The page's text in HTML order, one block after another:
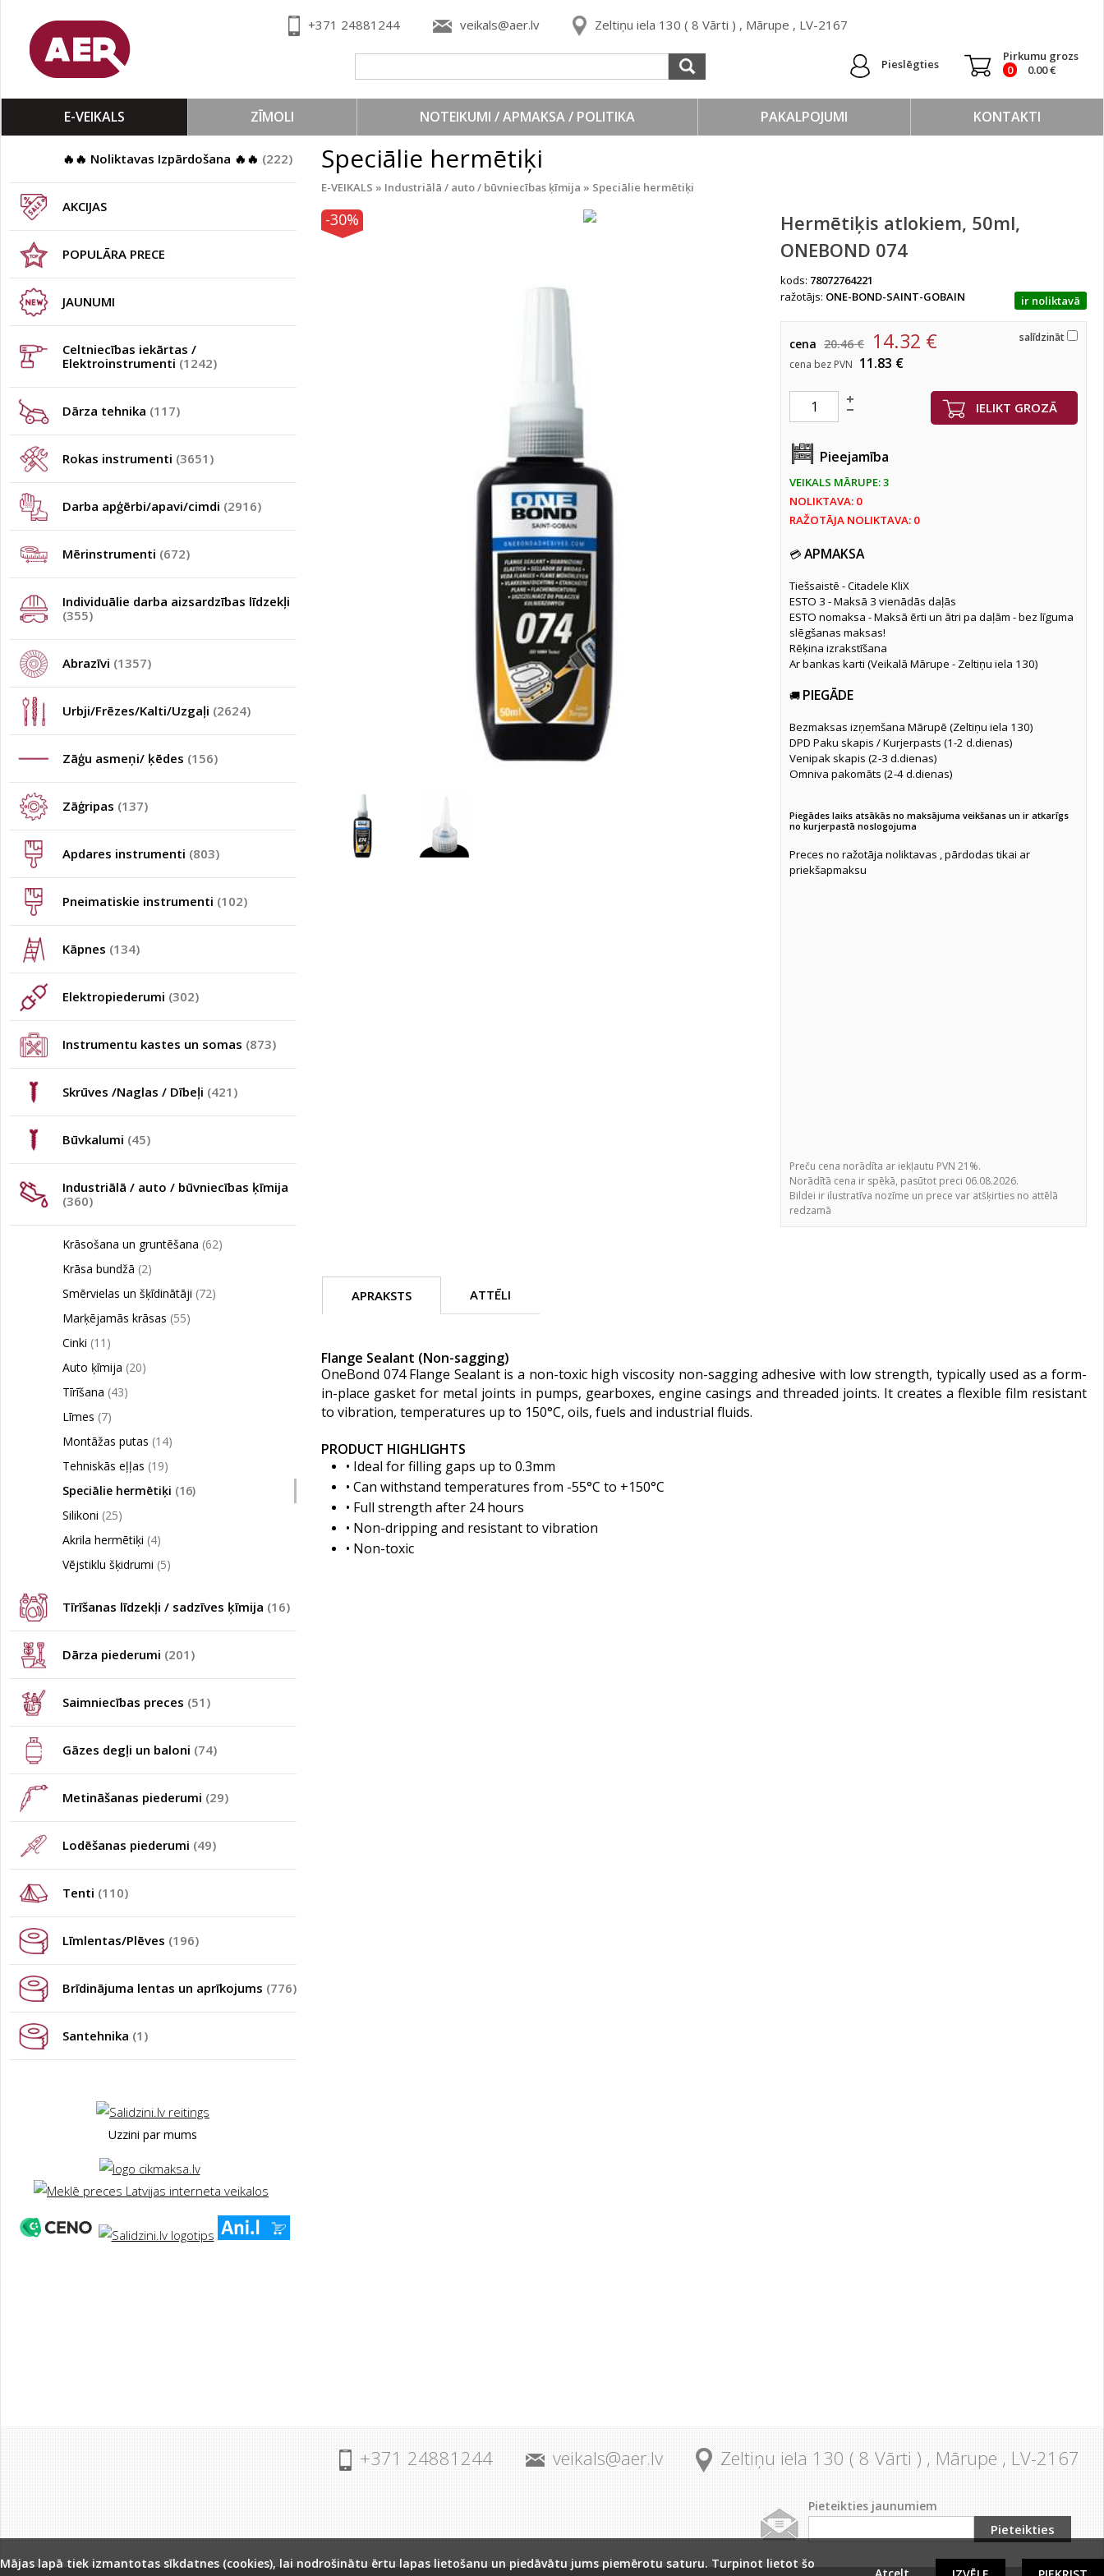
+371 24881244 veikals@aer.lv Zeltiņu iela 130 ( 8 Vārti ) , Mārupe , LV-2167
Pieslēgties
Pirkumu grozs
0
0.00€
E-VEIKALS ZĪMOLI NOTEIKUMI / APMAKSA / POLITIKA PAKALPOJUMI KONTAKTI
🔥🔥 Noliktavas Izpārdošana 🔥🔥 (222)
AKCIJAS
POPULĀRA PRECE
JAUNUMI
Celtniecības iekārtas /
Elektroinstrumenti (1242)
Dārza tehnika (117)
Rokas instrumenti (3651)
Darba apģērbi/apavi/cimdi (2916)
Mērinstrumenti (672)
Individuālie darba aizsardzības līdzekļi
(355)
Abrazīvi (1357)
Urbji/Frēzes/Kalti/Uzgaļi (2624)
Zāģu asmeņi/ ķēdes (156)
Zāģripas (137)
Apdares instrumenti (803)
Pneimatiskie instrumenti (102)
Kāpnes (134)
Elektropiederumi (302)
Instrumentu kastes un somas (873)
Skrūves /Naglas / Dībeļi (421)
Būvkalumi (45)
Industriālā / auto / būvniecības ķīmija
(360)
Krāsošana un gruntēšana (62)
Krāsa bundžā (2)
Smērvielas un šķīdinātāji (72)
Marķējamās krāsas (55)
Cinki (11)
Auto ķīmija (20)
Tīrīšana (43)
Līmes (7)
Montāžas putas (14)
Tehniskās eļļas (19)
Speciālie hermētiķi (16)
Silikoni (25)
Akrila hermētiķi (4)
Vējstiklu šķidrumi (5)
Tīrīšanas līdzekļi / sadzīves ķīmija (16)
Dārza piederumi (201)
Saimniecības preces (51)
Gāzes degļi un baloni (74)
Metināšanas piederumi (29)
Lodēšanas piederumi (49)
Tenti (110)
Līmlentas/Plēves (196)
Brīdinājuma lentas un aprīkojums (776)
Santehnika (1)
Uzzini par mums
Speciālie hermētiķi
E-VEIKALS » Industriālā / auto / būvniecības ķīmija » Speciālie hermētiķi
Hermētiķis atlokiem, 50ml,
ONEBOND 074
kods: 78072764221
ražotājs: ONE-BOND-SAINT-GOBAIN ir noliktavā
salīdzināt
cena 20.46 € 14.32 €
cena bez PVN 11.83 €
IELIKT GROZĀ
Pieejamība
VEIKALS MĀRUPE: 3
NOLIKTAVA: 0
RAŽOTĀJA NOLIKTAVA: 0
💳 APMAKSA
Tiešsaistē - Citadele KliX
ESTO 3 - Maksā 3 vienādās daļās
ESTO nomaksa - Maksā ērti un ātri pa daļām - bez līguma
slēgšanas maksas!
Rēķina izrakstīšana
Ar bankas karti (Veikalā Mārupe - Zeltiņu iela 130)
🚚 PIEGĀDE
Bezmaksas izņemšana Mārupē (Zeltiņu iela 130)
DPD Paku skapis / Kurjerpasts (1-2 d.dienas)
Venipak skapis (2-3 d.dienas)
Omniva pakomāts (2-4 d.dienas)
Piegādes laiks atsākās no maksājuma veikšanas un ir atkarīgs
no kurjerpastā noslogojuma
Preces no ražotāja noliktavas , pārdodas tikai ar
priekšapmaksu
Preču cena norādīta ar iekļautu PVN 21%.
Norādītā cena ir spēkā, pasūtot preci 06.08.2026.
Bildei ir ilustratīva nozīme un prece var atšķirties no attēlā
redzamā
-30%
APRAKSTS ATTĒLI
Flange Sealant (Non-sagging)
OneBond 074 Flange Sealant is a non-toxic high viscosity non-sagging adhesive with low strength, typically used as a form-
in-place gasket for metal joints in pumps, gearboxes, engine casings and threaded joints. It creates a flexible film resistant
to vibration, temperatures up to 150°C, oils, fuels and industrial fluids.
PRODUCT HIGHLIGHTS
• Ideal for filling gaps up to 0.3mm
• Can withstand temperatures from -55°C to +150°C
• Full strength after 24 hours
• Non-dripping and resistant to vibration
• Non-toxic
Pieteikties jaunumiem
+371 24881244 veikals@aer.lv Zeltiņu iela 130 ( 8 Vārti ) , Mārupe , LV-2167
Mājas lapā tiek izmantotas sīkdatnes (cookies), lai nodrošinātu ērtu lapas lietošanu un piedāvātu jums piemērotu saturu. Turpinot lietot šo